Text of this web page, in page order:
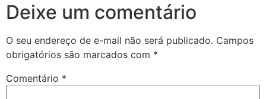
Deixe um comentário
O seu endereço de e-mail não será publicado. Campos
obrigatórios são marcados com *
Comentário *